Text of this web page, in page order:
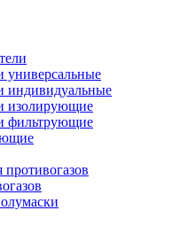
универсальные
индивидуальные
изолирующие
фильтрующие